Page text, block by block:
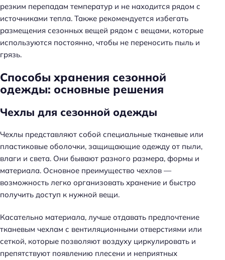
резким перепадам температур и не находится рядом с
источниками тепла. Также рекомендуется избегать
размещения сезонных вещей рядом с вещами, которые
используются постоянно, чтобы не переносить пыль и
грязь.
Способы хранения сезонной
одежды: основные решения
Чехлы для сезонной одежды
Чехлы представляют собой специальные тканевые или
пластиковые оболочки, защищающие одежду от пыли,
влаги и света. Они бывают разного размера, формы и
материала. Основное преимущество чехлов —
возможность легко организовать хранение и быстро
получить доступ к нужной вещи.
Касательно материала, лучше отдавать предпочтение
тканевым чехлам с вентиляционными отверстиями или
сеткой, которые позволяют воздуху циркулировать и
препятствуют появлению плесени и неприятных